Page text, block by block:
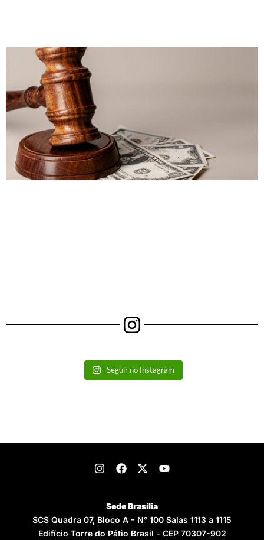
Seguir no Instagram
Sede Brasília
SCS Quadra 07, Bloco A - N° 100 Salas 1113 a 1115
Edifício Torre do Pátio Brasil - CEP 70307-902